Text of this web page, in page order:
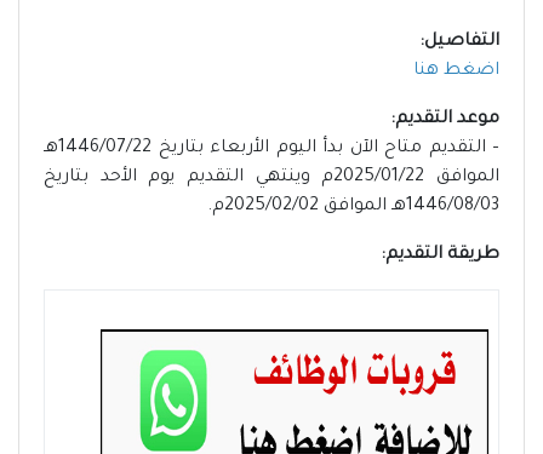
التفاصيل:
اضغط هنا
موعد التقديم:
– التقديم متاح الآن بدأ اليوم الأربعاء بتاريخ 1446/07/22هـ
الموافق 2025/01/22م وينتهي التقديم يوم الأحد بتاريخ
1446/08/03هـ الموافق 2025/02/02م.
طريقة التقديم: